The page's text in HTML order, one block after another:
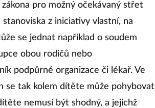
pro možný očekávaný střet
z iniciativy vlastní, na
se jednat například o soudem
obou rodičů nebo
podpůrné organizace či lékař. Ve
se tak kolem dítěte může pohybovat
nemusí být shodný, a jejichž